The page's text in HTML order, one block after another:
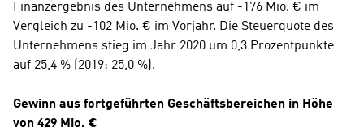
Finanzergebnis des Unternehmens auf -176 Mio. € im
Vergleich zu -102 Mio. € im Vorjahr. Die Steuerquote des
Unternehmens stieg im Jahr 2020 um 0,3 Prozentpunkte
auf 25,4 % (2019: 25,0 %).
Gewinn aus fortgeführten Geschäftsbereichen in Höhe
von 429 Mio. €